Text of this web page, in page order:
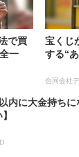
で買
一
宝くじ
する“
合同会社
以内に大金持ち